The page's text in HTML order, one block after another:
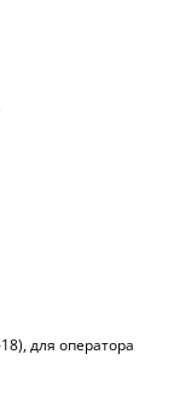
18), для оператора